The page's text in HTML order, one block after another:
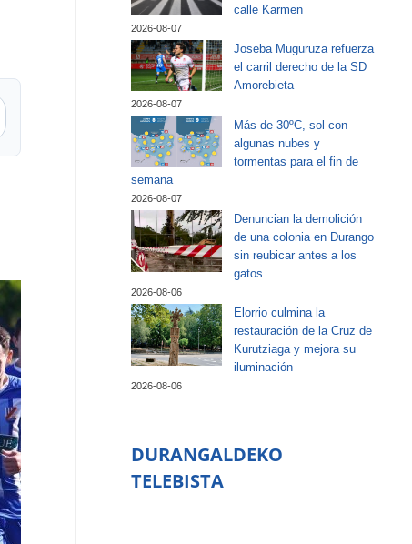
calle Karmen
2026-08-07
Joseba Muguruza refuerza
el carril derecho de la SD
Amorebieta
2026-08-07
Más de 30ºC, sol con
algunas nubes y
tormentas para el fin de
semana
2026-08-07
Denuncian la demolición
de una colonia en Durango
sin reubicar antes a los
gatos
2026-08-06
Elorrio culmina la
restauración de la Cruz de
Kurutziaga y mejora su
iluminación
2026-08-06
DURANGALDEKO
TELEBISTA